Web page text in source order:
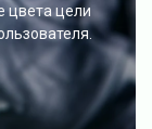
цвета цели